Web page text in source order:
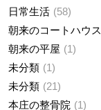
日常生活
58
朝来のコートハウス
朝来の平屋
1
未分類
1
未分類
21
本庄の整骨院
1